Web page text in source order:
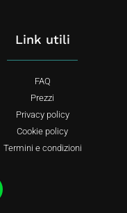
Link utili
FAQ
Prezzi
Privacy policy
Cookie policy
Termini e condizioni